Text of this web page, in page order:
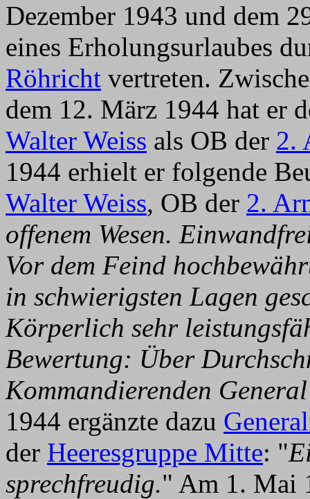
Dezember 1943 und dem
eines Erholungsurlaubes
Röhricht vertreten.
dem 12. März 1944 hat er
Walter Weiss als OB der 2.
1944 erhielt er folgende
Walter Weiss, OB der 2.
offenem Wesen.
Vor dem Feind
in schwierigsten Lagen
Körperlich sehr
Bewertung: Über
Kommandierenden
1944 ergänzte dazu
der Heeresgruppe Mitte: "
sprechfreudig." Am 1. Mai